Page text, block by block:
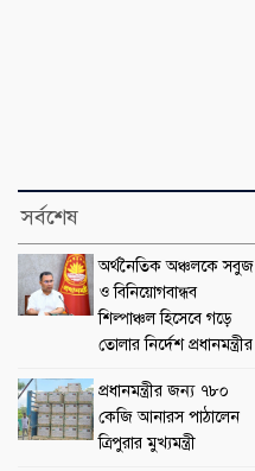
সর্বশেষ
অর্থনৈতিক অঞ্চলকে সবুজ
ও বিনিয়োগবান্ধব
শিল্পাঞ্চল হিসেবে গড়ে
তোলার নির্দেশ প্রধানমন্ত্রীর
প্রধানমন্ত্রীর জন্য ৭৮০
কেজি আনারস পাঠালেন
ত্রিপুরার মুখ্যমন্ত্রী